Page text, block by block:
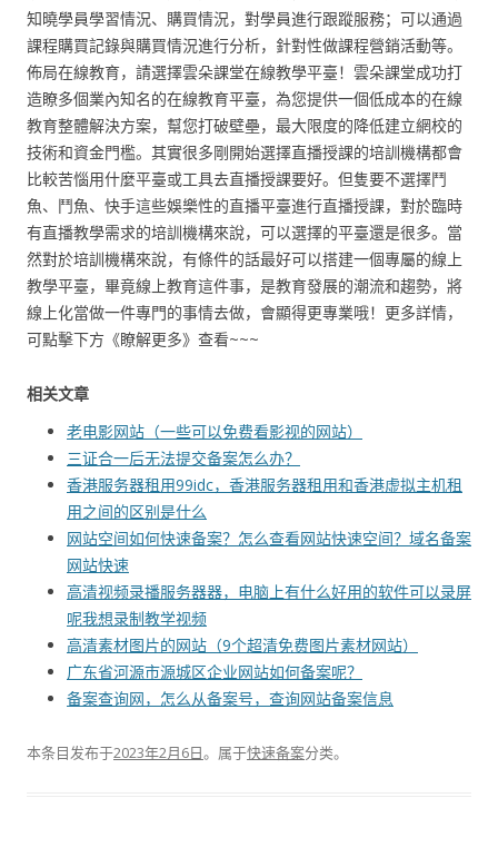
知曉學員學習情況、購買情況，對學員進行跟蹤服務；可以通過
課程購買記錄與購買情況進行分析，針對性做課程營銷活動等。
佈局在線教育，請選擇雲朵課堂在線教學平臺！雲朵課堂成功打
造瞭多個業內知名的在線教育平臺，為您提供一個低成本的在線
教育整體解決方案，幫您打破壁壘，最大限度的降低建立網校的
技術和資金門檻。其實很多剛開始選擇直播授課的培訓機構都會
比較苦惱用什麼平臺或工具去直播授課要好。但隻要不選擇鬥
魚、鬥魚、快手這些娛樂性的直播平臺進行直播授課，對於臨時
有直播教學需求的培訓機構來說，可以選擇的平臺還是很多。當
然對於培訓機構來說，有條件的話最好可以搭建一個專屬的線上
教學平臺，畢竟線上教育這件事，是教育發展的潮流和趨勢，將
線上化當做一件專門的事情去做，會顯得更專業哦！更多詳情，
可點擊下方《瞭解更多》查看~~~
相关文章
老电影网站（一些可以免费看影视的网站）
三证合一后无法提交备案怎么办？
香港服务器租用99idc，香港服务器租用和香港虚拟主机租
用之间的区别是什么
网站空间如何快速备案？怎么查看网站快速空间？域名备案
网站快速
高清视频录播服务器器，电脑上有什么好用的软件可以录屏
呢我想录制教学视频
高清素材图片的网站（9个超清免费图片素材网站）
广东省河源市源城区企业网站如何备案呢？
备案查询网，怎么从备案号，查询网站备案信息
本条目发布于2023年2月6日。属于快速备案分类。